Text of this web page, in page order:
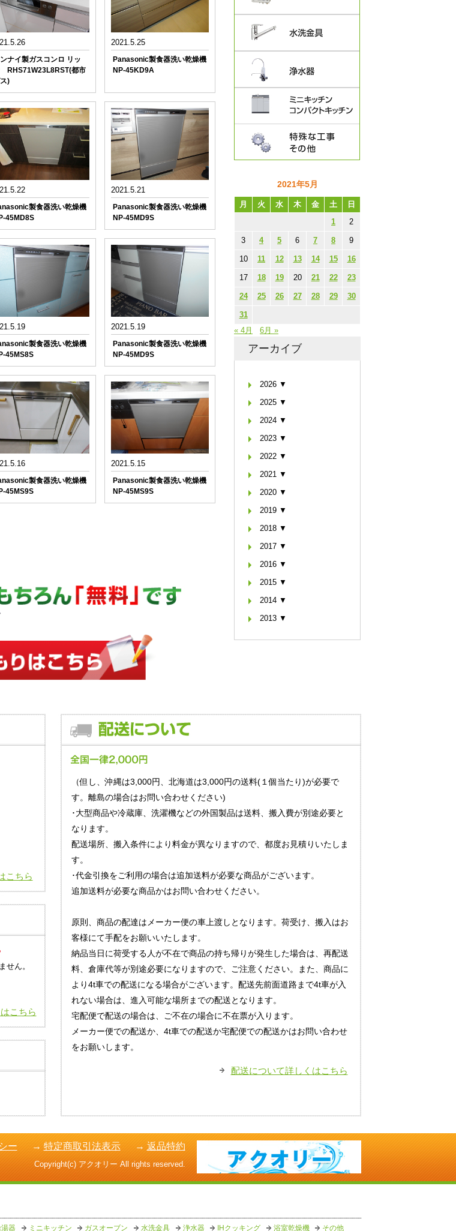
ナイ製ガスコンロ リッ
RHS71W23L8RST(都市
)
2021.5.25
Panasonic製食器洗い乾燥機
NP-45KD9A
製食器洗い乾燥機
45MD8S
2021.5.21
Panasonic製食器洗い乾燥機
NP-45MD9S
製食器洗い乾燥機
45MS8S
2021.5.19
Panasonic製食器洗い乾燥機
NP-45MD9S
製食器洗い乾燥機
45MS9S
2021.5.15
Panasonic製食器洗い乾燥機
NP-45MS9S
2021年5月
月 火 水 木 金 土
日
1
2
3 4 5 6 7 8 9
10 11 12 13 14 15 16
17 18 19 20 21 22 23
24 25 26 27 28 29 30
31
« 4月
6月 »
アーカイブ
2026 ▼
2025 ▼
2024 ▼
2023 ▼
2022 ▼
2021 ▼
2020 ▼
2019 ▼
2018 ▼
2017 ▼
2016 ▼
2015 ▼
2014 ▼
2013 ▼
こちら
せん。
こちら
（但し、沖縄は3,000円、北海道は3,000円の送料(１個当たり)が必要で
す。離島の場合はお問い合わせください)
･大型商品や冷蔵庫、洗濯機などの外国製品は送料、搬入費が別途必要と
なります。
配送場所、搬入条件により料金が異なりますので、都度お見積りいたしま
す。
･代金引換をご利用の場合は追加送料が必要な商品がございます。
追加送料が必要な商品かはお問い合わせください。
原則、商品の配達はメーカー便の車上渡しとなります。荷受け、搬入はお
客様にて手配をお願いいたします。
納品当日に荷受する人が不在で商品の持ち帰りが発生した場合は、再配送
料、倉庫代等が別途必要になりますので、ご注意ください。また、商品に
より4t車での配送になる場合がございます。配送先前面道路まで4t車が入
れない場合は、進入可能な場所までの配送となります。
宅配便で配送の場合は、ご不在の場合に不在票が入ります。
メーカー便での配送か、4t車での配送か宅配便での配送かはお問い合わせ
をお願いします。
配送について詳しくはこちら
→ 返品特約
→ 特定商取引法表示
ー
Copyright(c) アクオリー All rights reserved.
湯器 ミニキッチン ガスオーブン 水洗金具 浄水器 IHクッキング 浴室乾燥機 その他